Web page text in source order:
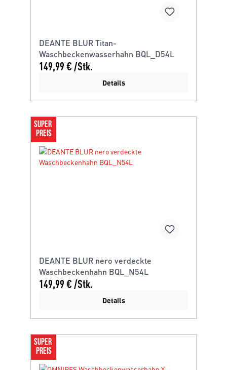
DEANTE BLUR Titan-
Waschbeckenwasserhahn BQL_D54L
149,99 € /Stk.
Details
SUPER
PREIS
DEANTE BLUR nero verdeckte
Waschbeckenhahn BQL_N54L
149,99 € /Stk.
Details
SUPER
PREIS